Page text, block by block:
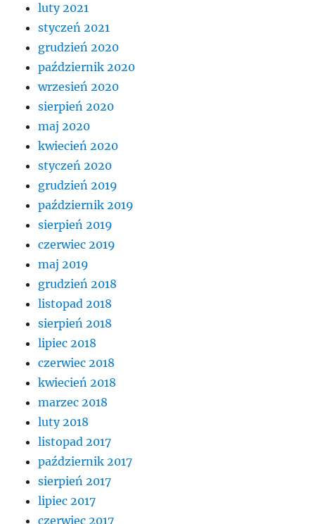
luty 2021
styczeń 2021
grudzień 2020
październik 2020
wrzesień 2020
sierpień 2020
maj 2020
kwiecień 2020
styczeń 2020
grudzień 2019
październik 2019
sierpień 2019
czerwiec 2019
maj 2019
grudzień 2018
listopad 2018
sierpień 2018
lipiec 2018
czerwiec 2018
kwiecień 2018
marzec 2018
luty 2018
listopad 2017
październik 2017
sierpień 2017
lipiec 2017
czerwiec 2017